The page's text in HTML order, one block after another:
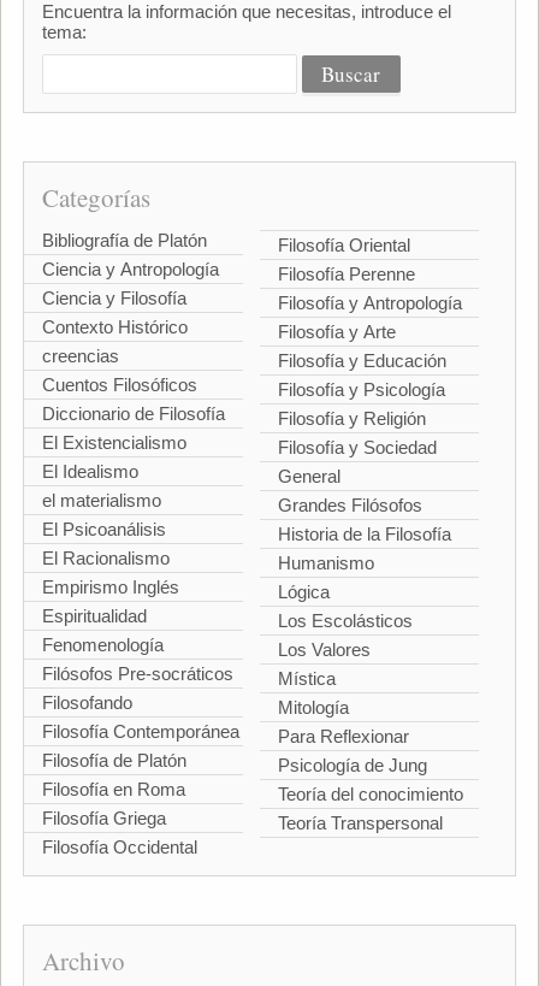
Encuentra la información que necesitas, introduce el
tema:
Categorías
Bibliografía de Platón
Ciencia y Antropología
Ciencia y Filosofía
Contexto Histórico
creencias
Cuentos Filosóficos
Diccionario de Filosofía
El Existencialismo
El Idealismo
el materialismo
El Psicoanálisis
El Racionalismo
Empirismo Inglés
Espiritualidad
Fenomenología
Filósofos Pre-socráticos
Filosofando
Filosofía Contemporánea
Filosofía de Platón
Filosofía en Roma
Filosofía Griega
Filosofía Occidental
Filosofía Oriental
Filosofía Perenne
Filosofía y Antropología
Filosofía y Arte
Filosofía y Educación
Filosofía y Psicología
Filosofía y Religión
Filosofía y Sociedad
General
Grandes Filósofos
Historia de la Filosofía
Humanismo
Lógica
Los Escolásticos
Los Valores
Mística
Mitología
Para Reflexionar
Psicología de Jung
Teoría del conocimiento
Teoría Transpersonal
Archivo